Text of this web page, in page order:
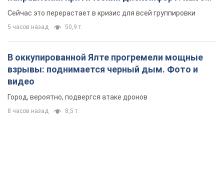
удалось
Сейчас это перерастает в кризис для всей группировки
5 часов назад 50,9 т.
В оккупированной Ялте прогремели мощные
взрывы: поднимается черный дым. Фото и
видео
Город, вероятно, подвергся атаке дронов
8 часов назад 8,5 т.